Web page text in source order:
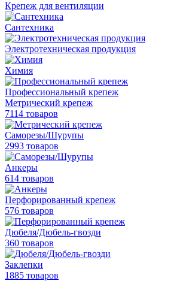
Крепеж для вентиляции
Сантехника
Электротехническая продукция
Химия
Профессиональный крепеж
Метрический крепеж
7114 товаров
Саморезы/Шурупы
2993 товаров
Анкеры
614 товаров
Перфорированный крепеж
576 товаров
Дюбеля/Дюбель-гвозди
360 товаров
Заклепки
1885 товаров